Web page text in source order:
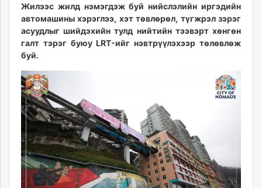
Baabar.mn
tovch.mn
ikon.mn
mnb.mn
Eguur.mn
24tsag.mn
shuud.mn
eagle.mn
ergelt.mn
zarig.mn
today.mn
zuv.mn
17:33:48
05:00:00
Жилээс жилд нэмэгдэж буй нийслэлийн иргэдийн
автомашины хэрэглээ, хэт төвлөрөл, түгжрэл зэрэг
асуудлыг шийдэхийн тулд нийтийн тээвэрт хөнгөн
галт тэрэг буюу LRT-ийг нэвтрүүлэхээр төлөвлөж
буй.